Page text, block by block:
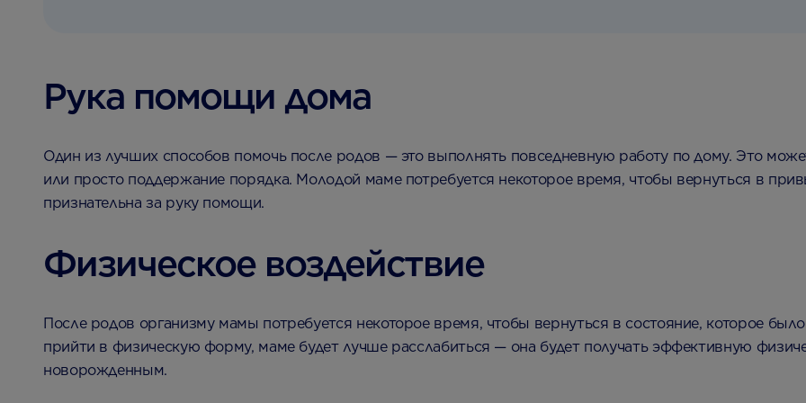
Рука помощи дома
Один из лучших способов помочь после родов — это выполнять повседневную работу по дому. Это
или просто поддержание порядка. Молодой маме потребуется некоторое время, чтобы вернуться в
признательна за руку помощи.
Физическое воздействие
После родов организму мамы потребуется некоторое время, чтобы вернуться в состояние, которое
прийти в физическую форму, маме будет лучше расслабиться — она будет получать эффективную
новорожденным.